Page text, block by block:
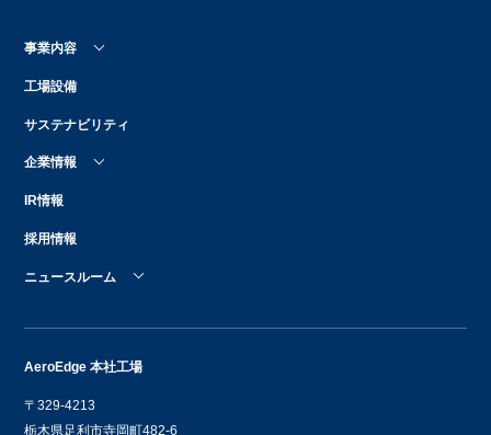
事業内容
工場設備
サステナビリティ
企業情報
IR情報
採用情報
ニュースルーム
AeroEdge 本社工場
〒329-4213
栃木県足利市寺岡町482-6